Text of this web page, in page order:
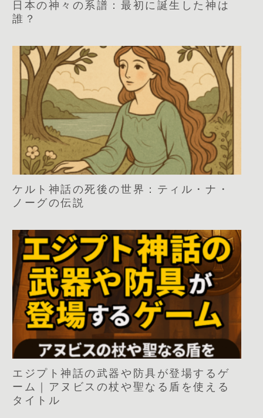
日本の神々の系譜：最初に誕生した神は
誰？
ケルト神話の死後の世界：ティル・ナ・
ノーグの伝説
エジプト神話の武器や防具が登場するゲ
ーム｜アヌビスの杖や聖なる盾を使える
タイトル